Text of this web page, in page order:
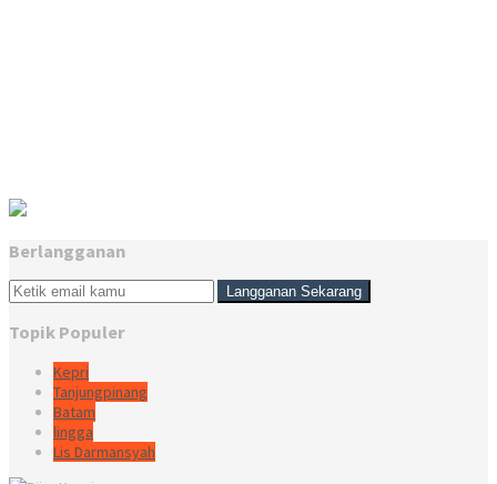
Berlangganan
Topik Populer
Kepri
Tanjungpinang
Batam
lingga
Lis Darmansyah